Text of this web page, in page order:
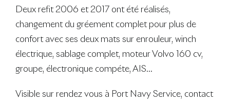
Deux refit 2006 et 2017 ont été réalisés,
changement du gréement complet pour plus de
confort avec ses deux mats sur enrouleur, winch
électrique, sablage complet, moteur Volvo 160 cv,
groupe, électronique compéte, AIS...
Visible sur rendez vous à Port Navy Service, contact